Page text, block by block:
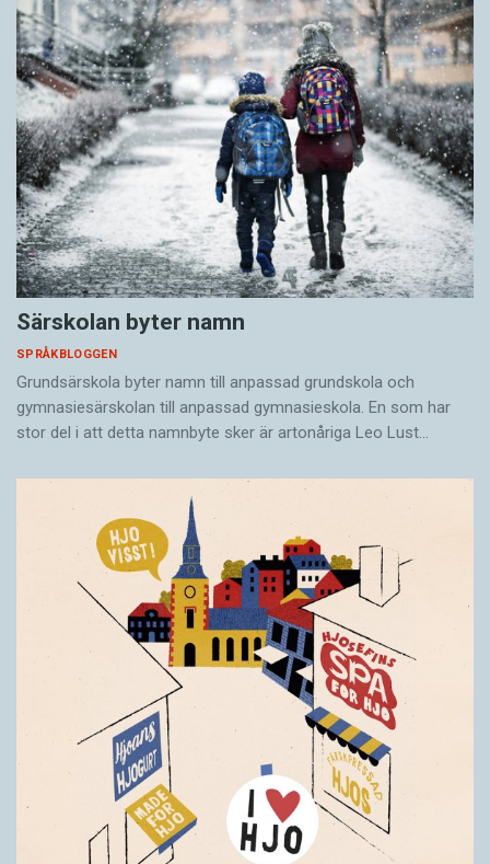
Särskolan byter namn
SPRÅKBLOGGEN
Grundsärskola byter namn till anpassad grundskola och
gymnasiesärskolan till anpassad gymnasieskola. En som har
stor del i att detta namnbyte sker är artonåriga Leo Lust…